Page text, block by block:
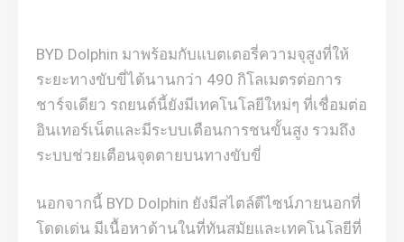
BYD Dolphin มาพร้อมกับแบตเตอรี่ความจุสูงที่ให้
ระยะทางขับขี่ได้นานกว่า 490 กิโลเมตรต่อการ
ชาร์จเดียว รถยนต์นี้ยังมีเทคโนโลยีใหม่ๆ ที่เชื่อมต่อ
อินเทอร์เน็ตและมีระบบเตือนการชนขั้นสูง รวมถึง
ระบบช่วยเตือนจุดตายบนทางขับขี่
นอกจากนี้ BYD Dolphin ยังมีสไตล์ดีไซน์ภายนอกที่
โดดเด่น มีเนื้อหาด้านในที่ทันสมัยและเทคโนโลยีที่